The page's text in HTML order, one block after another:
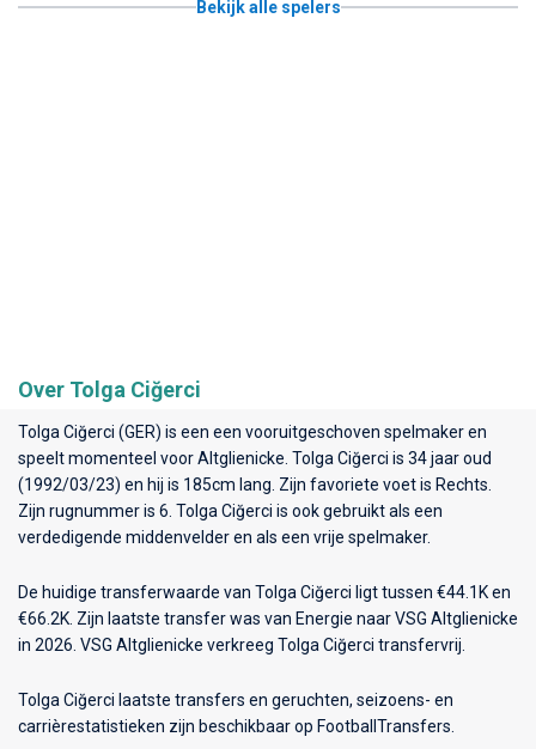
Bekijk alle spelers
Over Tolga Ciğerci
Tolga Ciğerci (GER) is een een vooruitgeschoven spelmaker en
speelt momenteel voorAltglienicke . Tolga Ciğerci is 34 jaar oud
(1992/03/23) en hij is 185cm lang. Zijn favoriete voet is Rechts.
Zijn rugnummer is 6. Tolga Ciğerci is ook gebruikt als een
verdedigende middenvelder en als een vrije spelmaker.
De huidige transferwaarde van Tolga Ciğerci ligt tussen €44.1K en
€66.2K. Zijn laatste transfer was van Energie naar VSG Altglienicke
in 2026. VSG Altglienicke verkreeg Tolga Ciğerci transfervrij.
Tolga Ciğerci laatste transfers en geruchten, seizoens- en
carrièrestatistieken zijn beschikbaar op FootballTransfers.